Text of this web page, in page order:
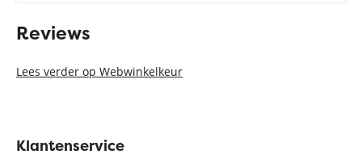
Reviews
Lees verder op Webwinkelkeur
Klantenservice